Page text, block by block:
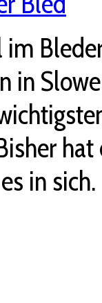
in
in